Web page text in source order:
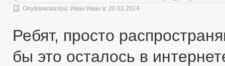
Опубликовал(а): Иван Иван в: 20.03.2014
Ребят, просто
бы это осталось в